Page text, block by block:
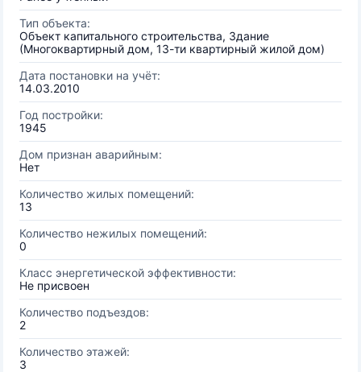
Тип объекта:
Объект капитального строительства, Здание
(Многоквартирный дом, 13-ти квартирный жилой дом)
Дата постановки на учёт:
14.03.2010
Год постройки:
1945
Дом признан аварийным:
Нет
Количество жилых помещений:
13
Количество нежилых помещений:
0
Класс энергетической эффективности:
Не присвоен
Количество подъездов:
2
Количество этажей:
3